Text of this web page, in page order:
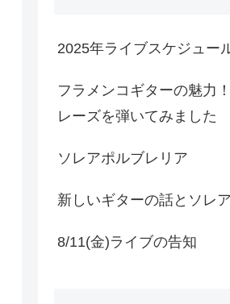
2025年ライブスケジュー
フラメンコギターの魅力
レーズを弾いてみました
ソレアポルブレリア
新しいギターの話とソレ
8/11(金)ライブの告知